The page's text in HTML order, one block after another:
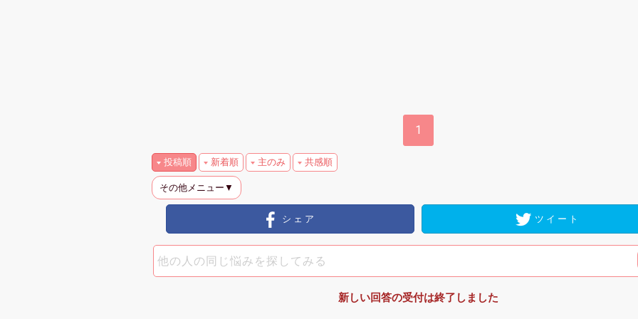
1
投稿順 新着順 主のみ 共感順
その他メニュー▼
シェア ツイート
新しい回答の受付は終了しました